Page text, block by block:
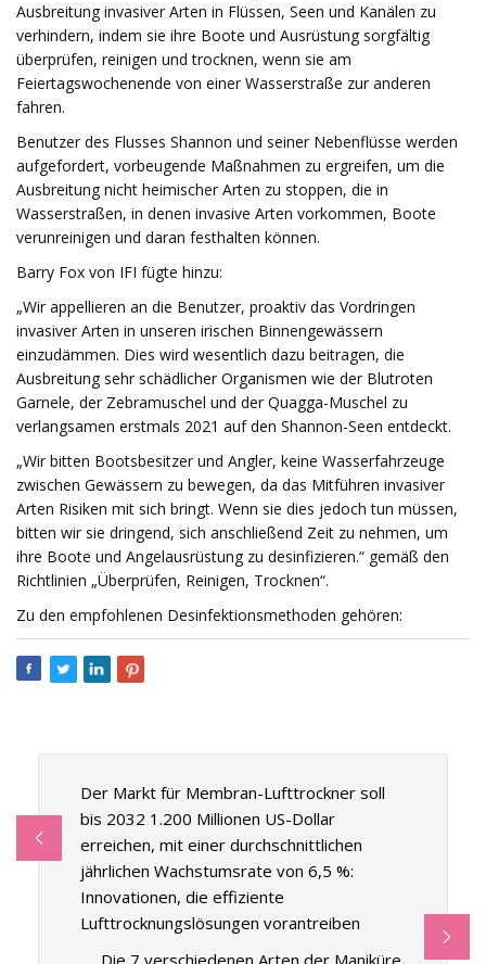
Ausbreitung invasiver Arten in Flüssen, Seen und Kanälen zu
verhindern, indem sie ihre Boote und Ausrüstung sorgfältig
überprüfen, reinigen und trocknen, wenn sie am
Feiertagswochenende von einer Wasserstraße zur anderen
fahren.
Benutzer des Flusses Shannon und seiner Nebenflüsse werden
aufgefordert, vorbeugende Maßnahmen zu ergreifen, um die
Ausbreitung nicht heimischer Arten zu stoppen, die in
Wasserstraßen, in denen invasive Arten vorkommen, Boote
verunreinigen und daran festhalten können.
Barry Fox von IFI fügte hinzu:
„Wir appellieren an die Benutzer, proaktiv das Vordringen
invasiver Arten in unseren irischen Binnengewässern
einzudämmen. Dies wird wesentlich dazu beitragen, die
Ausbreitung sehr schädlicher Organismen wie der Blutroten
Garnele, der Zebramuschel und der Quagga-Muschel zu
verlangsamen erstmals 2021 auf den Shannon-Seen entdeckt.
„Wir bitten Bootsbesitzer und Angler, keine Wasserfahrzeuge
zwischen Gewässern zu bewegen, da das Mitführen invasiver
Arten Risiken mit sich bringt. Wenn sie dies jedoch tun müssen,
bitten wir sie dringend, sich anschließend Zeit zu nehmen, um
ihre Boote und Angelausrüstung zu desinfizieren.“ gemäß den
Richtlinien „Überprüfen, Reinigen, Trocknen“.
Zu den empfohlenen Desinfektionsmethoden gehören:
Der Markt für Membran-Lufttrockner soll
bis 2032 1.200 Millionen US-Dollar
erreichen, mit einer durchschnittlichen
jährlichen Wachstumsrate von 6,5 %:
Innovationen, die effiziente
Lufttrocknungslösungen vorantreiben